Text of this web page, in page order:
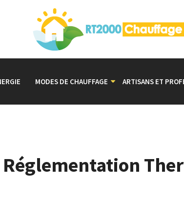
MODES DE CHAUFFAGE ARTISANS ET
Réglementation